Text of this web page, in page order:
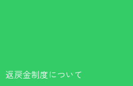
戻金制度について